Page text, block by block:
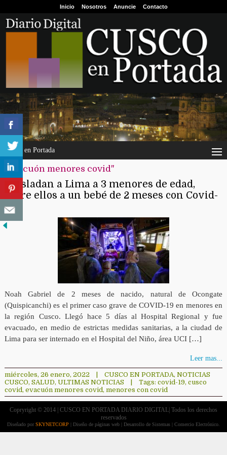
Inicio Nosotros Anuncie Contacto
Cusco en Portada
"evacuón menores covid"
Trasladan a Lima a 3 menores de edad,
entre ellos a un bebé de 2 meses con Covid-
19
Noah Gabriel de 2 meses de nacido, natural de Ocongate
(Quispicanchi) es el primer caso grave de COVID-19 en menores en
la región Cusco. Llegó hace 5 días al Hospital Regional y fue
evacuado, en medio de estrictas medidas sanitarias, a la ciudad de
Lima para ser internado en el Hospital del Niño, área UCI […]
Leer mas...
miércoles, 26 enero, 2022 CUSCO EN PORTADA, NOTICIAS
CUSCO, SALUD, ULTIMAS NOTICIAS Tags: covid-19, cusco
covid, evacuón menores covid, menores con covid
Copryright © 2014 | CUSCO EN PORTADA DIARIO DIGITAL| Todos los derechos
reservados
Diseñado por SKYNETCORP | Diseño de páginas web | Desarrollo de Sistemas | Comercio Electrónico.